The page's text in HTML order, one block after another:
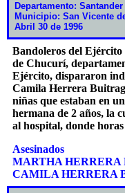
Departamento: Santander
Municipio: San Vicente
Abril 30 de 1996
Bandoleros del
de Chucurí,
Ejército, dispararon
Camila Herrera
niñas que estaban en
hermana de 2 años, la
al hospital, donde
Asesinados
MARTHA HERRERA
CAMILA HERRERA